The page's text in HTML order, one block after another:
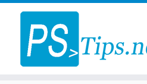
Skip
content